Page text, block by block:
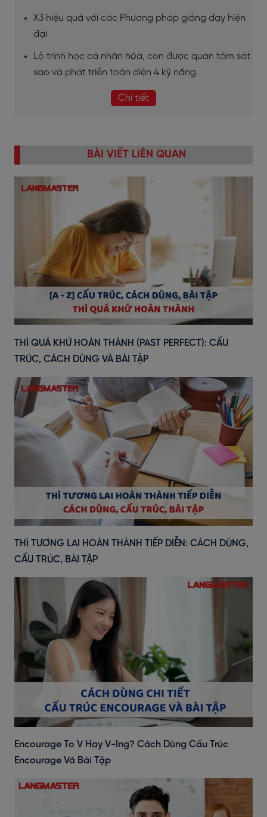
X3 hiệu quả với các Phương pháp giảng dạy hiện
đại
Lộ trình học cá nhân hóa, con được quan tâm sát
sao và phát triển toàn diện 4 kỹ năng
Chi tiết
BÀI VIẾT LIÊN QUAN
THÌ QUÁ KHỨ HOÀN THÀNH (PAST PERFECT): CẤU
TRÚC, CÁCH DÙNG VÀ BÀI TẬP
THÌ TƯƠNG LAI HOÀN THÀNH TIẾP DIỄN: CÁCH DÙNG,
CẤU TRÚC, BÀI TẬP
Encourage To V Hay V-Ing? Cách Dùng Cấu Trúc
Encourage Và Bài Tập